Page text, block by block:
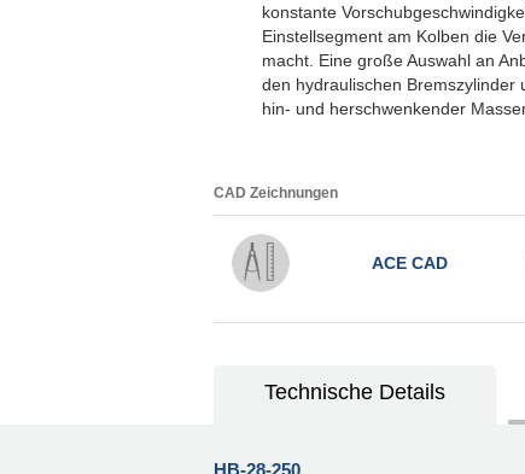
konstante
Einstellsegment am Kolben die
macht. Eine große Auswahl an
den hydraulischen Bremszylinder
hin- und herschwenkender
CAD Zeichnungen
ACE CAD
Technische Details